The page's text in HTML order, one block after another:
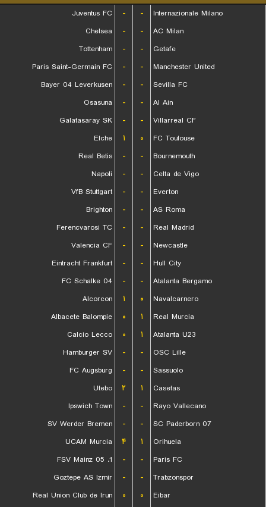
Juventus FC
- -
Internazionale Milano
Chelsea
- -
AC Milan
Tottenham
- -
Getafe
Paris Saint-Germain FC
- -
Manchester United
Bayer 04 Leverkusen
- -
Sevilla FC
Osasuna
- -
Al Ain
Galatasaray SK
- -
Villarreal CF
Elche
۱ ۰
FC Toulouse
Real Betis
- -
Bournemouth
Napoli
- -
Celta de Vigo
VfB Stuttgart
- -
Everton
Brighton
- -
AS Roma
Ferencvarosi TC
- -
Real Madrid
Valencia CF
- -
Newcastle
Eintracht Frankfurt
- -
Hull City
FC Schalke 04
- -
Atalanta Bergamo
Alcorcon
۱ ۰
Navalcarnero
Albacete Balompie
۰ ۱
Real Murcia
Calcio Lecco
۰ ۱
Atalanta U23
Hamburger SV
- -
OSC Lille
FC Augsburg
- -
Sassuolo
Utebo
۲ ۱
Casetas
Ipswich Town
- -
Rayo Vallecano
SV Werder Bremen
- -
SC Paderborn 07
UCAM Murcia
۴ ۱
Orihuela
1. FSV Mainz 05
- -
Paris FC
Goztepe AS Izmir
- -
Trabzonspor
Real Union Club de Irun
۰ ۰
Eibar